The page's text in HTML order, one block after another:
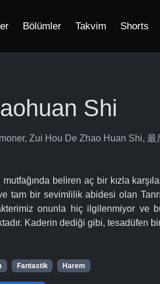
Bölümler Takvim Shorts
Shi
Zui Hou De Zhao Huan Shi, 最
beliren aç bir kızla
tam bir sevimlilik abidesi olan
onunla hiç ilgilenmiyor ve
Kaderin dediği gibi, tesadüfen
Fantastik Harem